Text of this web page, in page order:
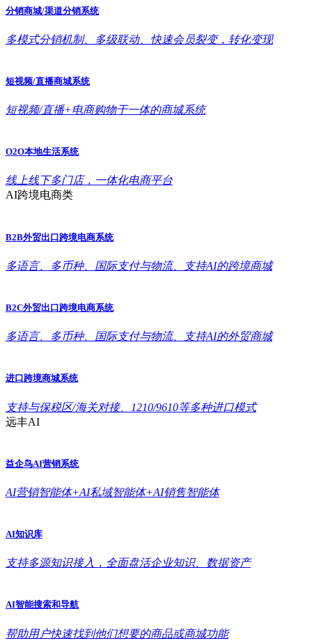
分销商城/渠道分销系统
多模式分销机制、多级联动、快速会员裂变，转化变现
短视频/直播商城系统
短视频/直播+电商购物于一体的商城系统
O2O本地生活系统
线上线下多门店，一体化电商平台
AI跨境电商类
B2B外贸出口跨境电商系统
多语言、多币种、国际支付与物流、支持AI的跨境商城
B2C外贸出口跨境电商系统
多语言、多币种、国际支付与物流、支持AI的外贸商城
进口跨境商城系统
支持与保税区/海关对接、1210/9610等多种进口模式
远丰AI
益企鸟AI营销系统
AI营销智能体+AI私域智能体+AI销售智能体
AI知识库
支持多源知识接入，全面盘活企业知识、数据资产
AI智能搜索和导航
帮助用户快速找到他们想要的商品或商城功能